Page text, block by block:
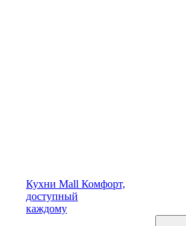
Кухни Mall Комфорт,
доступный
каждому